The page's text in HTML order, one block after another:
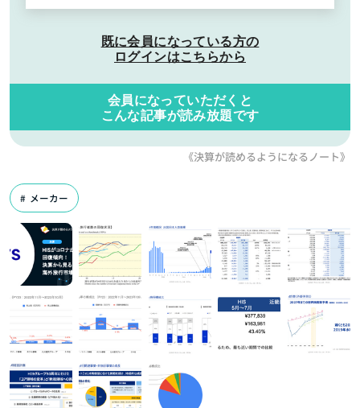
既に会員になっている方の
ログインはこちらから
会員になっていただくと
こんな記事が読み放題です
《決算が読めるようになるノート》
メーカー